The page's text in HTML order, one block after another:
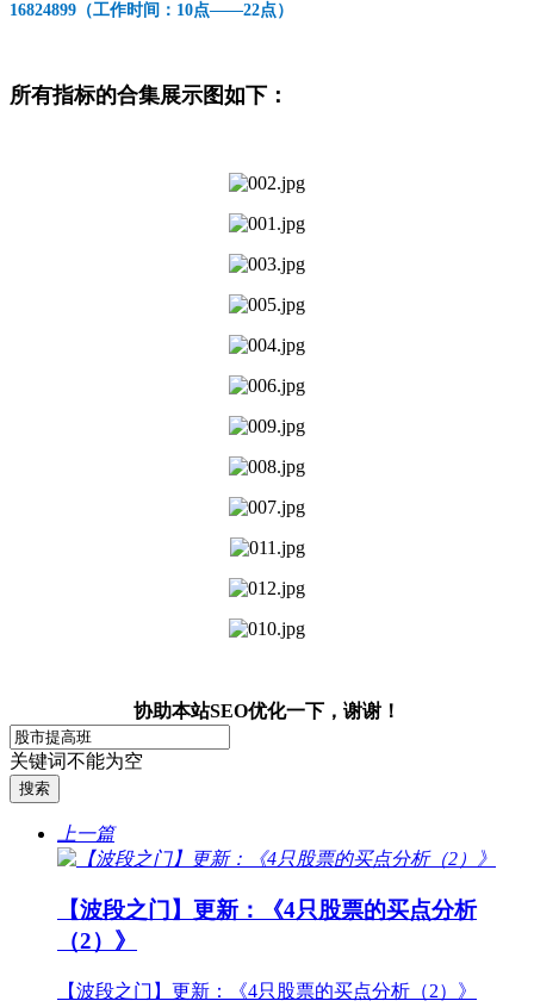
16824899（工作时间：10点——22点）
所有指标的合集展示图如下：
协助本站SEO优化一下，谢谢！
关键词不能为空
上一篇
【波段之门】更新：《4只股票的买点分析
（2）》
【波段之门】更新：《4只股票的买点分析（2）》